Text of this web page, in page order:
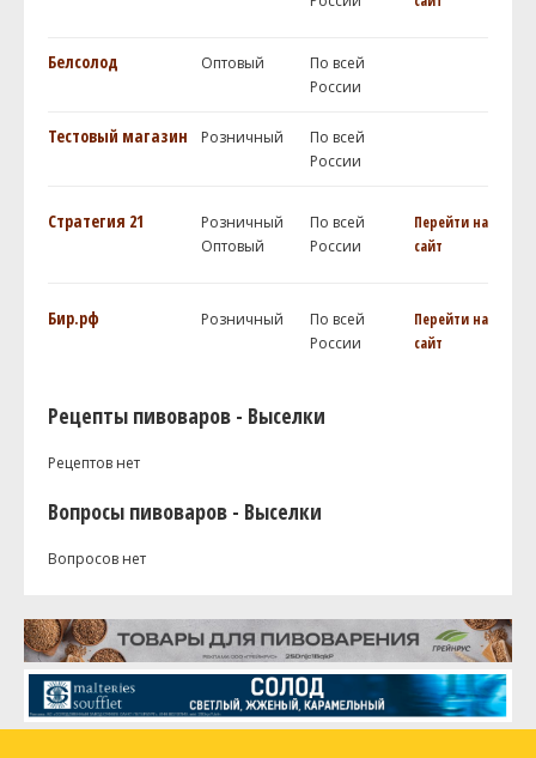
Белсолод Оптовый
По всей
России
Тестовый магазин Розничный
По всей
России
Стратегия 21
Розничный
Оптовый
По всей
России
Перейти на
сайт
Бир.рф Розничный
По всей
России
Перейти на
сайт
Рецепты пивоваров - Выселки
Рецептов нет
Вопросы пивоваров - Выселки
Вопросов нет